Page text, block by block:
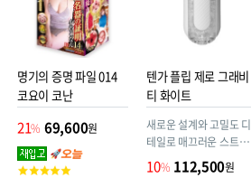
명기의 증명 파일 014
코요이 코난
21% 69,600원
고
텐가 플립 제로 그래비
티 화이트
새로운 설계와 고밀도 디
테일로 매끄러운 스트로
크를 실현
10% 112,500원